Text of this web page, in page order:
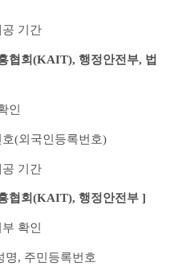
기간
협회(KAIT), 행정안전부, 법
인
(외국인등록번호)
기간
협회(KAIT), 행정안전부 ]
확인
, 주민등록번호